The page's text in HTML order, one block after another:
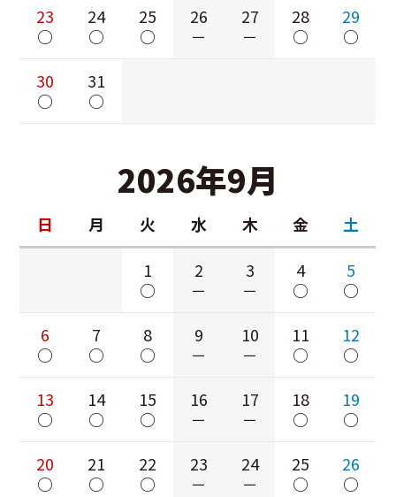
23
○
24
○
25
○
26
－
27
－
28
○
29
○
30
○
31
○
2026年9月
日 月 火 水 木 金
土
1
○
2
－
3
－
4
○
5
○
6
○
7
○
8
○
9
－
10
－
11
○
12
○
13
○
14
○
15
○
16
－
17
－
18
○
19
○
20
○
21
○
22
○
23
－
24
－
25
○
26
○